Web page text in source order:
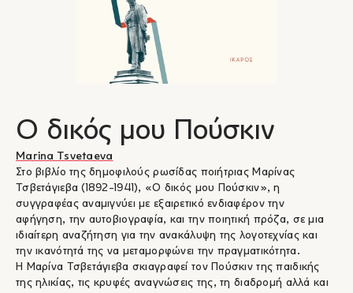
Ο δικός μου Πούσκιν
Marina Tsvetaeva
Στο βιβλίο της δημοφιλούς ρωσίδας ποιήτριας Μαρίνας
Τσβετάγιεβα (1892-1941), «Ο δικός μου Πούσκιν», η
συγγραφέας αναμιγνύει με εξαιρετικό ενδιαφέρον την
αφήγηση, την αυτοβιογραφία, και την ποιητική πρόζα, σε μια
ιδιαίτερη αναζήτηση για την ανακάλυψη της λογοτεχνίας και
την ικανότητά της να μεταμορφώνει την πραγματικότητα.
Η Μαρίνα Τσβετάγιεβα σκιαγραφεί τον Πούσκιν της παιδικής
της ηλικίας, τις κρυφές αναγνώσεις της, τη διαδρομή αλλά και